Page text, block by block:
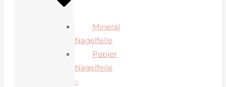
Mineral
Nagelfeile
Papier
Nagelfeile
–